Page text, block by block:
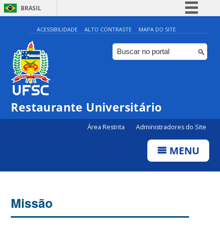
BRASIL
Simplifique!
Comunica BR
Participe
Canais
ACESSIBILIDADE ALTO CONTRASTE MAPA DO SITE
Restaurante Universitário
Área Restrita Administradores do Site
MENU
Missão